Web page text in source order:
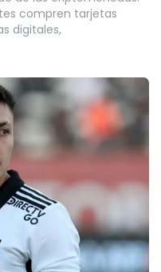
compren tarjetas
digitales,